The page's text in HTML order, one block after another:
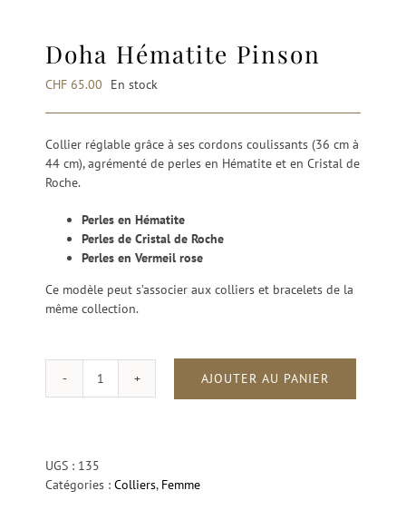
Doha Hématite Pinson
CHF 65.00 En stock
Collier réglable grâce à ses cordons coulissants (36 cm à
44 cm), agrémenté de perles en Hématite et en Cristal de
Roche.
Perles en Hématite
Perles de Cristal de Roche
Perles en Vermeil rose
Ce modèle peut s’associer aux colliers et bracelets de la
même collection.
quantité
AJOUTER AU PANIER
UGS : 135
Catégories : Colliers, Femme